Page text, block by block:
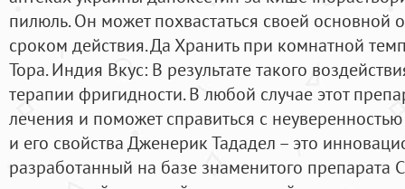
пилюль. Он может похвастаться своей основной
сроком действия. Да Хранить при комнатной
Тора. Индия Вкус: В результате такого
терапии фригидности. В любой случае этот
лечения и поможет справиться с
и его свойства Дженерик Тададел – это
разработанный на базе знаменитого препарата